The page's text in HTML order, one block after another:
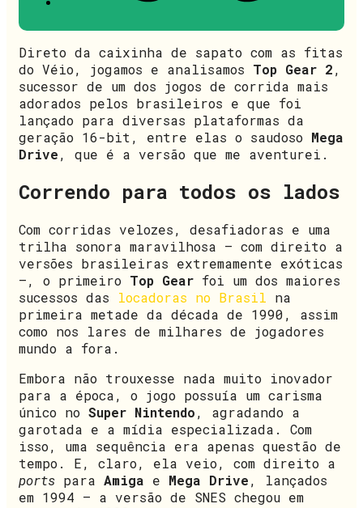
Direto da caixinha de sapato com as fitas
do Véio, jogamos e analisamos Top Gear 2,
sucessor de um dos jogos de corrida mais
adorados pelos brasileiros e que foi
lançado para diversas plataformas da
geração 16-bit, entre elas o saudoso Mega
Drive, que é a versão que me aventurei.
Correndo para todos os lados
Com corridas velozes, desafiadoras e uma
trilha sonora maravilhosa — com direito a
versões brasileiras extremamente exóticas
—, o primeiro Top Gear foi um dos maiores
sucessos das locadoras no Brasil na
primeira metade da década de 1990, assim
como nos lares de milhares de jogadores
mundo a fora.
Embora não trouxesse nada muito inovador
para a época, o jogo possuía um carisma
único no Super Nintendo, agradando a
garotada e a mídia especializada. Com
isso, uma sequência era apenas questão de
tempo. E, claro, ela veio, com direito a
ports para Amiga e Mega Drive, lançados
em 1994 — a versão de SNES chegou em